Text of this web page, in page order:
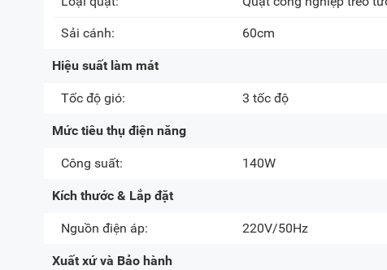
Sải cánh: 60cm
Hiệu suất làm mát
Tốc độ gió: 3 tốc độ
Mức tiêu thụ điện năng
Công suất: 140W
Kích thước & Lắp đặt
Nguồn điện áp: 220V/50Hz
Xuất xứ và Bảo hành